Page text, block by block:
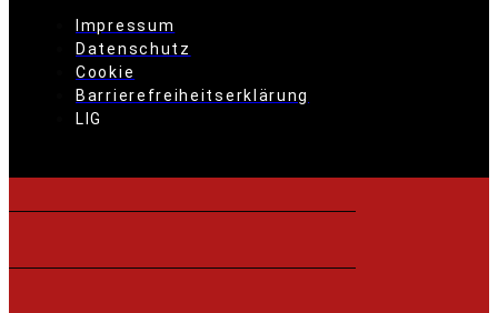
Impressum
Datenschutz
Cookie
Barrierefreiheitserklärung
LIG